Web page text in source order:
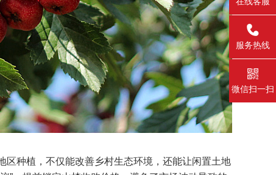
种植，不仅能改善乡村生态环境，还能让闲置土地
_self
服务热线
微信扫一扫